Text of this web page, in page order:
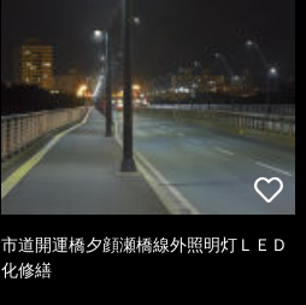
市道開運橋夕顔瀬橋線外照明灯ＬＥＤ
化修繕